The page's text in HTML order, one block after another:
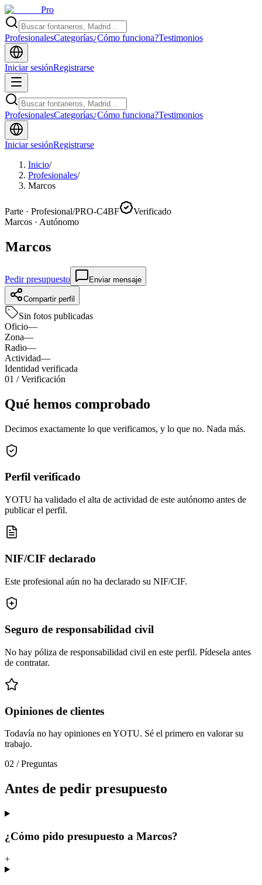
Pro
ProfesionalesCategorías¿Cómo funciona?Testimonios
Iniciar sesiónRegistrarse
ProfesionalesCategorías¿Cómo funciona?Testimonios
Iniciar sesiónRegistrarse
Inicio/
Profesionales/
Marcos
Parte · Profesional/PRO-C4BF
Verificado
Marcos · Autónomo
Marcos
Pedir presupuesto Enviar mensaje
Compartir perfil
Sin fotos publicadas
Oficio—
Zona—
Radio—
Actividad—
Identidad verificada
01 / Verificación
Qué hemos comprobado
Decimos exactamente lo que verificamos, y lo que no. Nada más.
Perfil verificado
YOTU ha validado el alta de actividad de este autónomo antes de
publicar el perfil.
NIF/CIF declarado
Este profesional aún no ha declarado su NIF/CIF.
Seguro de responsabilidad civil
No hay póliza de responsabilidad civil en este perfil. Pídesela antes
de contratar.
Opiniones de clientes
Todavía no hay opiniones en YOTU. Sé el primero en valorar su
trabajo.
02 /Preguntas
Antes de pedir presupuesto
¿Cómo pido presupuesto a Marcos?
+